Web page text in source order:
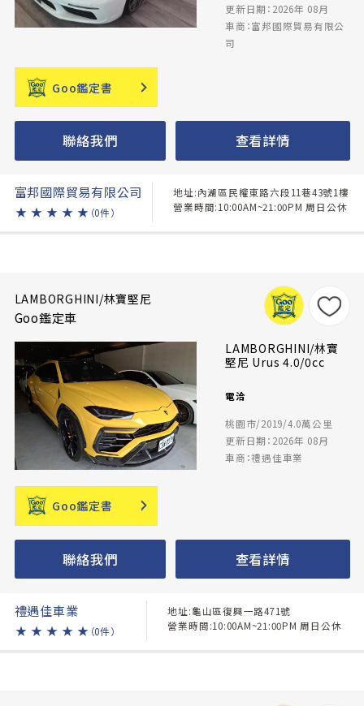
更新日期：2026年 08月
車商：富邦國際貿易有限公
司
Goo鑑定書
聯絡我們 查看詳情
富邦國際貿易有限公司
★ ★ ★ ★ ★ （0件）
地址:內湖區民權東路六段11巷43號1樓
營業時間:10:00AM~21:00PM 周日公休
LAMBORGHINI/林寶堅尼
Goo鑑定車
LAMBORGHINI/林寶
堅尼 Urus 4.0/0cc
電洽
桃園市/2019/4.0萬公里
更新日期：2026年 08月
車商：禮遇佳車業
Goo鑑定書
聯絡我們 查看詳情
禮遇佳車業
★ ★ ★ ★ ★ （0件）
地址:龜山區復興一路471號
營業時間:10:00AM~21:00PM 周日公休